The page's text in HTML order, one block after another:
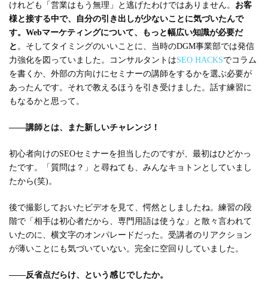
けれども「営業はもう無理」と逃げたわけではありません。 お客
様と接する中で、自分の引き出しが少ないことに気づいたんで
す。Webマーケティングについて、もっと幅広い知識が必要だ
と 。そしてタイミングのいいことに、当時のDGM事業部では発信
力強化を図っていました。コンサルタントはSEO HACKSでコラム
を書くか、外部の方向けにセミナーの講師をするかを選ぶ必要が
あったんです。それで教えるほうを引き受けました。話す練習に
もなるかと思って。
――講師とは、また新しいチャレンジ！
初心者向けのSEOセミナーを担当したのですが、最初はひどかっ
たです。「質問は？」と尋ねても、みんなキョトンとしていまし
たから(笑)。
後で撮影しておいたビデオを見て、愕然としましたね。練習の段
階で「相手は初心者だから、専門用語は使うな」と散々言われて
いたのに、横文字のオンパレードだった。受講者のリアクション
が薄いことにも気づいていない。完全に空回りしていました。
――反省点だらけ、という感じでしたか。